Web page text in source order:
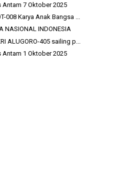
7 Oktober 2025
008 Karya Anak Bangsa ...
NASIONAL INDONESIA
ALUGORO-405 sailing p...
1 Oktober 2025